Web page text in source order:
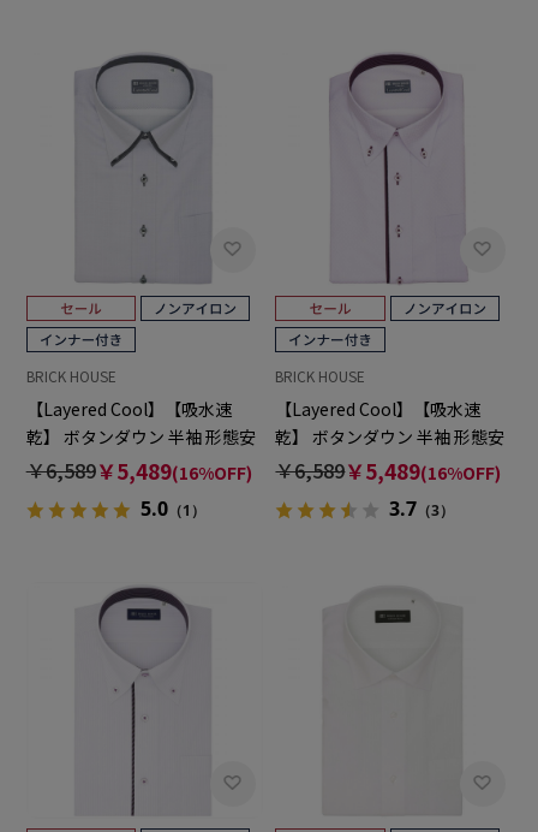
BRICK HOUSE
【Layered Cool】【吸水速
乾】 ボタンダウン 半袖 形態安
定 ワイシャツ
￥6,589￥5,489(16%OFF)
5.0（1）
BRICK HOUSE
【Layered Cool】【吸水速
乾】 ボタンダウン 半袖 形態安
定 ワイシャツ
￥6,589￥5,489(16%OFF)
3.7 （3）